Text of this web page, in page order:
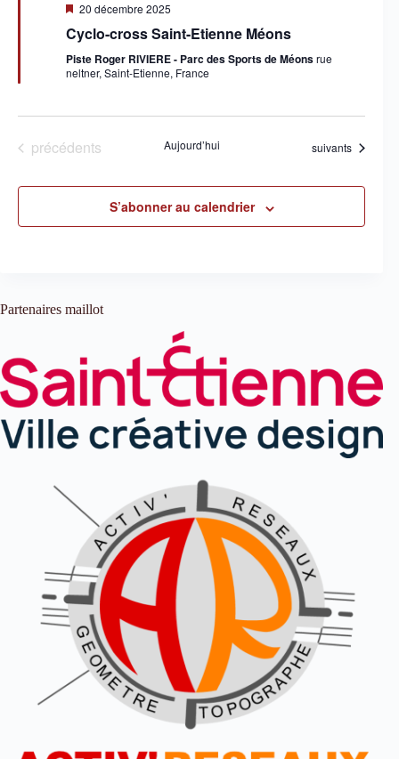
M
s
n
a
20 décembre 2025
Cyclo-cross Saint-Etienne Méons
Piste Roger RIVIERE - Parc des Sports de Méonsrue
neltner, Saint-Etienne, France
Évènements
précédents Aujourd’hui Évènements
suivants
S’abonner au calendrier
Partenaires maillot